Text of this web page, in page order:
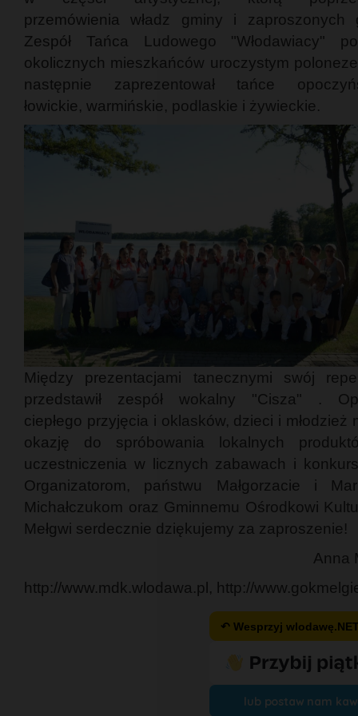
przemówienia władz gminy i zaproszonych
Zespół Tańca Ludowego "Włodawiacy"
okolicznych mieszkańców uroczystym
następnie zaprezentował tańce
łowickie, warmińskie, podlaskie i żywieckie.
Między prezentacjami tanecznymi swój
przedstawił zespół wokalny "Cisza" .
ciepłego przyjęcia i oklasków, dzieci i młodzież
okazję do spróbowania lokalnych
uczestniczenia w licznych zabawach i
Organizatorom, państwu Małgorzacie i
Michałczukom oraz Gminnemu Ośrodkowi
Mełgwi serdecznie dziękujemy za zaproszenie!
Anna
http://www.mdk.wlodawa.pl, http://
↶ Wesprzyj
lub postaw nam